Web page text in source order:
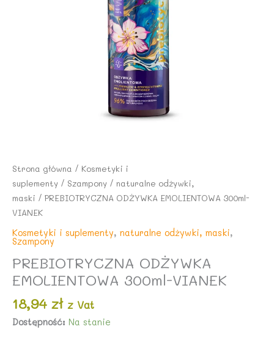
Strona główna / Kosmetyki i
suplementy / Szampony / naturalne odżywki,
maski / PREBIOTRYCZNA ODŻYWKA EMOLIENTOWA 300ml-
VIANEK
Kosmetyki i suplementy, naturalne odżywki, maski,
Szampony
PREBIOTRYCZNA ODŻYWKA
EMOLIENTOWA 300ml-VIANEK
18,94 zł z Vat
Dostępność: Na stanie